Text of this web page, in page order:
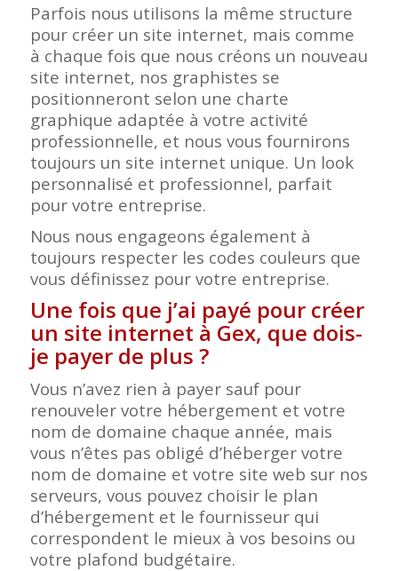
Parfois nous utilisons la même structure
pour créer un site internet, mais comme
à chaque fois que nous créons un nouveau
site internet, nos graphistes se
positionneront selon une charte
graphique adaptée à votre activité
professionnelle, et nous vous fournirons
toujours un site internet unique. Un look
personnalisé et professionnel, parfait
pour votre entreprise.
Nous nous engageons également à
toujours respecter les codes couleurs que
vous définissez pour votre entreprise.
Une fois que j’ai payé pour créer
un site internet à Gex, que dois-
je payer de plus ?
Vous n’avez rien à payer sauf pour
renouveler votre hébergement et votre
nom de domaine chaque année, mais
vous n’êtes pas obligé d’héberger votre
nom de domaine et votre site web sur nos
serveurs, vous pouvez choisir le plan
d’hébergement et le fournisseur qui
correspondent le mieux à vos besoins ou
votre plafond budgétaire.